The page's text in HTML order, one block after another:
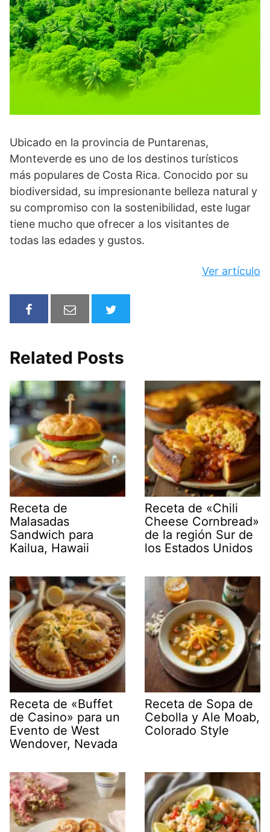
Ubicado en la provincia de Puntarenas,
Monteverde es uno de los destinos turísticos
más populares de Costa Rica. Conocido por su
biodiversidad, su impresionante belleza natural y
su compromiso con la sostenibilidad, este lugar
tiene mucho que ofrecer a los visitantes de
todas las edades y gustos.
Ver artículo
Related Posts
Receta de
Malasadas
Sandwich para
Kailua, Hawaii
Receta de «Chili
Cheese Cornbread»
de la región Sur de
los Estados Unidos
Receta de «Buffet
de Casino» para un
Evento de West
Wendover, Nevada
Receta de Sopa de
Cebolla y Ale Moab,
Colorado Style